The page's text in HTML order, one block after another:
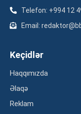
Telefon: +994 12
Email:
Keçidlər
Haqqımızda
Əlaqə
Reklam